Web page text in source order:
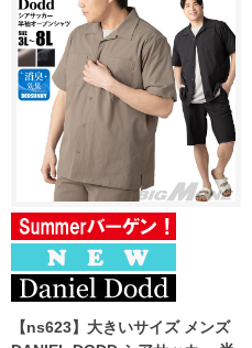
【ns623】大きいサイズ メンズ